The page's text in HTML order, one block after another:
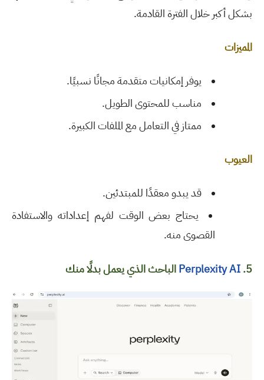
بشكل أكبر خلال الفترة القادمة.
المميزات
يوفر إمكانيات متقدمة مجانًا نسبيًا.
مناسب للمحتوى الطويل.
ممتاز في التعامل مع الملفات الكبيرة.
العيوب
قد يبدو معقدًا للمبتدئين.
يحتاج بعض الوقت لفهم إعداداته والاستفادة
القصوى منه.
5.
Perplexity AIالباحث الذي يعمل بدلًا منك